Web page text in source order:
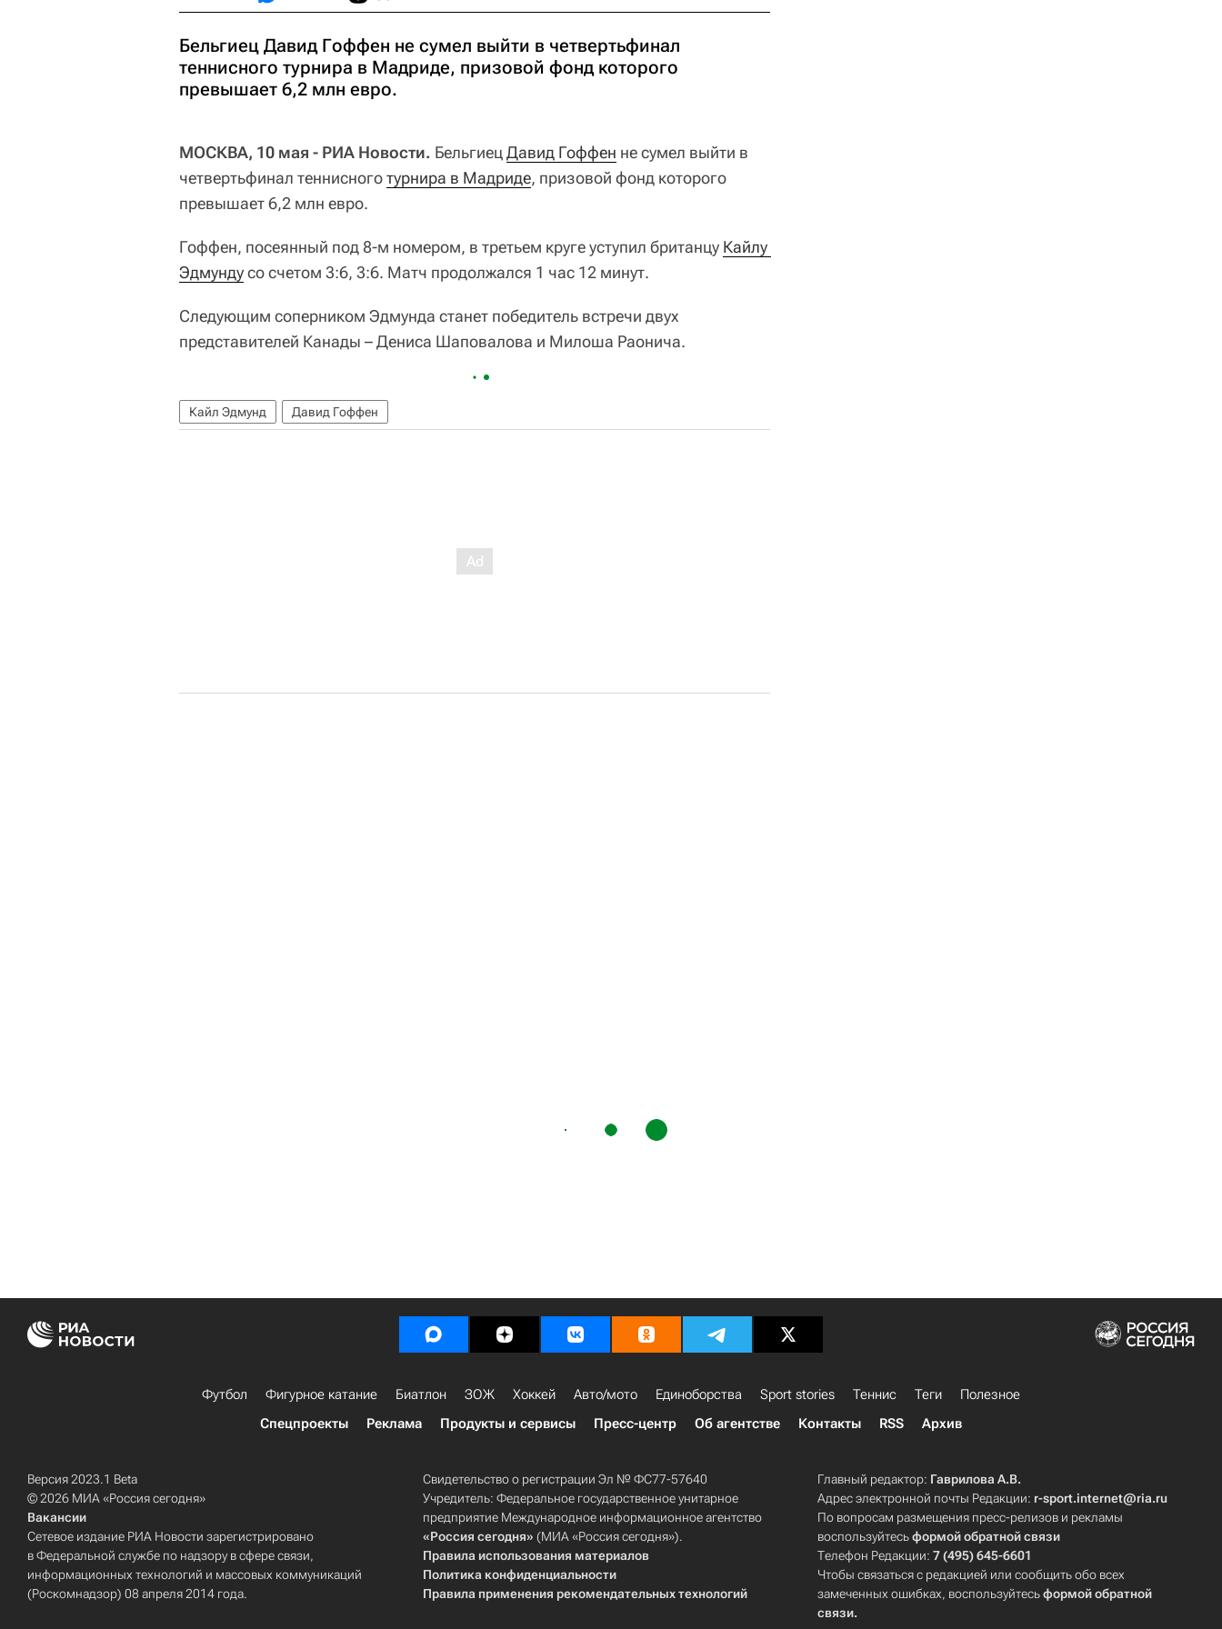
Бельгиец Давид Гоффен не сумел выйти в четвертьфинал
теннисного турнира в Мадриде, призовой фонд которого
превышает 6,2 млн евро.
МОСКВА, 10 мая - РИА Новости. БельгиецДавид Гоффен не сумел выйти в
четвертьфинал теннисноготурнира в Мадриде, призовой фонд которого
превышает 6,2 млн евро.
Гоффен, посеянный под 8-м номером, в третьем круге уступил британцу Кайлу
Эдмундусо счетом 3:6, 3:6. Матч продолжался 1 час 12 минут.
Следующим соперником Эдмунда станет победитель встречи двух
представителей Канады – Дениса Шаповалова и Милоша Раонича.
Кайл Эдмунд Давид Гоффен
Футбол Фигурное катание Биатлон ЗОЖ Хоккей Авто/мото Единоборства Sport stories Теннис Теги
Полезное
Спецпроекты
Реклама Продукты и сервисы Пресс-центр Об агентстве Контакты RSS Архив
Версия 2023.1 Beta
© 2026 МИА «Россия сегодня»
Вакансии
Сетевое издание РИА Новости зарегистрировано
в Федеральной службе по надзору в сфере связи,
информационных технологий и массовых коммуникаций
(Роскомнадзор) 08 апреля 2014 года.
Свидетельство о регистрации Эл № ФС77-57640
Учредитель: Федеральное государственное унитарное
предприятие Международное информационное агентство
«Россия сегодня» (МИА «Россия сегодня»).
Правила использования материалов
Политика конфиденциальности
Правила применения рекомендательных технологий
Главный редактор: Гаврилова А.В.
Адрес электронной почты Редакции: r-sport.internet@ria.ru
По вопросам размещения пресс-релизов и рекламы
воспользуйтесьформой обратной связи
Телефон Редакции:7 (495) 645-6601
Чтобы связаться с редакцией или сообщить обо всех
замеченных ошибках, воспользуйтесьформой обратной
связи.